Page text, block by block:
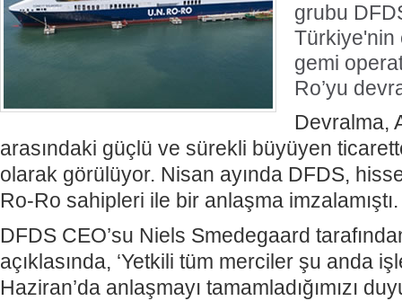
grubu
Türkiye'nin
gemi
Ro’yu
Devralma,
arasındaki güçlü ve sürekli büyüyen
olarak görülüyor. Nisan ayında DFDS,
Ro-Ro sahipleri ile bir anlaşma imzalamıştı.
DFDS CEO’su Niels Smedegaard
açıklasında, ‘Yetkili tüm merciler şu anda
Haziran’da anlaşmayı tamamladığımızı